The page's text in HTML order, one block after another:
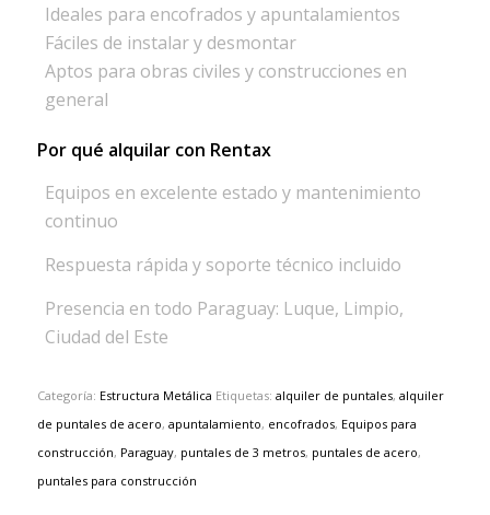
Ideales para encofrados y apuntalamientos
Fáciles de instalar y desmontar
Aptos para obras civiles y construcciones en
general
Por qué alquilar con Rentax
Equipos en excelente estado y mantenimiento
continuo
Respuesta rápida y soporte técnico incluido
Presencia en todo Paraguay: Luque, Limpio,
Ciudad del Este
Categoría: Estructura Metálica Etiquetas: alquiler de puntales, alquiler
de puntales de acero, apuntalamiento, encofrados, Equipos para
construcción, Paraguay, puntales de 3 metros, puntales de acero,
puntales para construcción